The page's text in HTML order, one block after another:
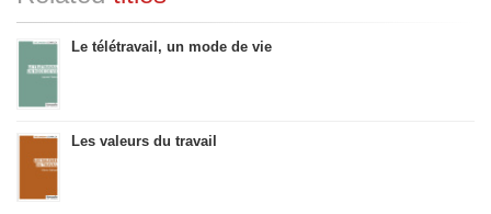
Le télétravail, un mode de vie
Les valeurs du travail